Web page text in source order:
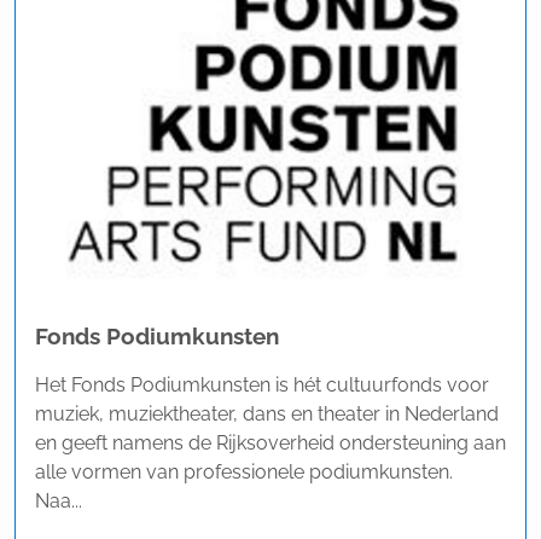
Fonds Podiumkunsten
Het Fonds Podiumkunsten is hét cultuurfonds voor
muziek, muziektheater, dans en theater in Nederland
en geeft namens de Rijksoverheid ondersteuning aan
alle vormen van professionele podiumkunsten.
Naa...